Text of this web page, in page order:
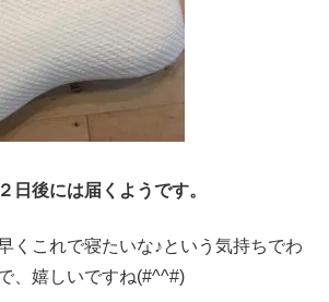
日後には届くようです。
くこれで寝たいな♪という気持ちでわ
、嬉しいですね(#^^#)